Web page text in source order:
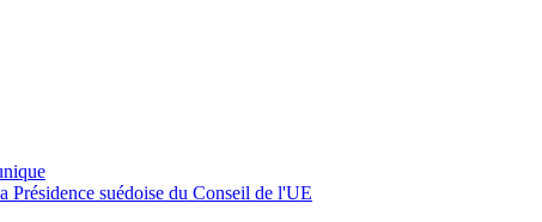
Présidence suédoise du Conseil de l'UE